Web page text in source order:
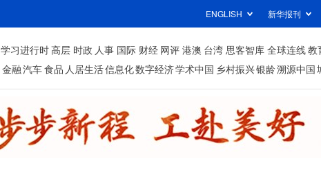
ENGLISH 新华报刊
学习进行时高层 时政 人事 国际 财经 网评 港澳 台湾 思客智库 全球连线教
金融汽车食品 人居生活信息化数字经济学术中国 乡村振兴银龄溯源中国